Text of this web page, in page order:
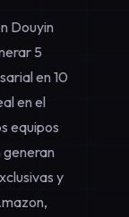
Douyin
5
en 10
en el
equipos
y